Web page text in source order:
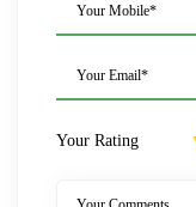
Your Mobile*
Your Email*
Your Rating